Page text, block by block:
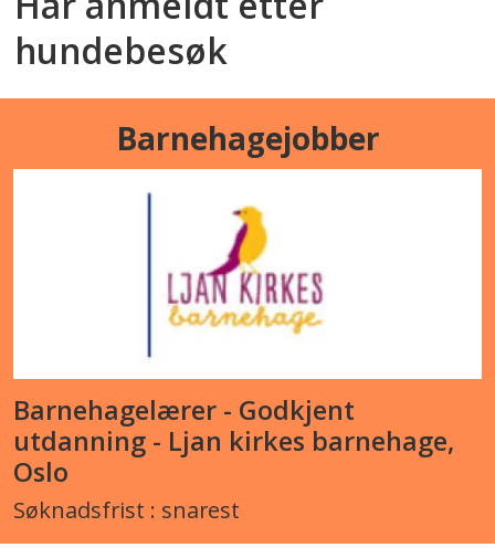
hundebesøk
Barnehagejobber
Barnehagelærer - Godkjent
utdanning - Ljan kirkes barnehage,
Oslo
Søknadsfrist : snarest